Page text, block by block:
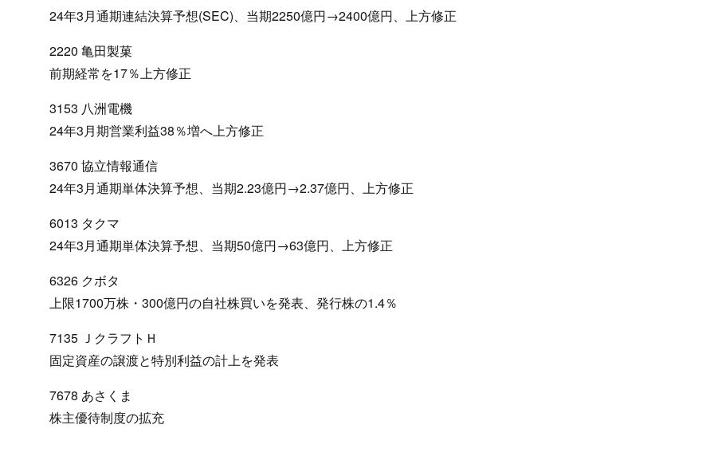
24年3月通期連結決算予想(SEC)、当期2250億円→2400億円、上方修正
2220 亀田製菓
前期経常を17％上方修正
3153 八洲電機
24年3月期営業利益38％増へ上方修正
3670 協立情報通信
24年3月通期単体決算予想、当期2.23億円→2.37億円、上方修正
6013 タクマ
24年3月通期単体決算予想、当期50億円→63億円、上方修正
6326 クボタ
上限1700万株・300億円の自社株買いを発表、発行株の1.4％
7135 ＪクラフトＨ
固定資産の譲渡と特別利益の計上を発表
7678 あさくま
株主優待制度の拡充